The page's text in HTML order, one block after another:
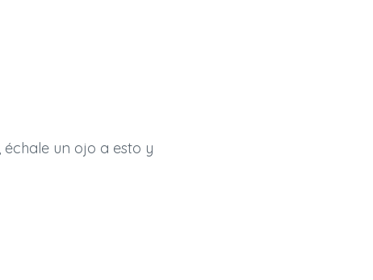
un ojo a esto y